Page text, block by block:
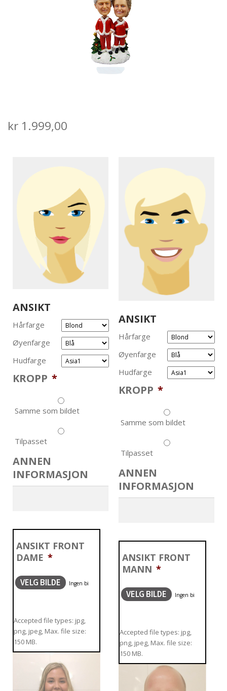
SALGS- OG LEVERINGSVILKÅR
kr 1.999,00
ANSIKT
Hårfarge
Øyenfarge
Hudfarge
KROPP *
Samme som bildet
Tilpasset
ANNEN
INFORMASJON
ANSIKT FRONT
DAME *
VELG BILDE
Accepted file types: jpg,
png, jpeg, Max. file size:
150 MB.
ANSIKT
Hårfarge
Øyenfarge
Hudfarge
KROPP *
Samme som bildet
Tilpasset
ANNEN
INFORMASJON
ANSIKT FRONT
MANN *
VELG BILDE
Accepted file types: jpg,
png, jpeg, Max. file size:
150 MB.